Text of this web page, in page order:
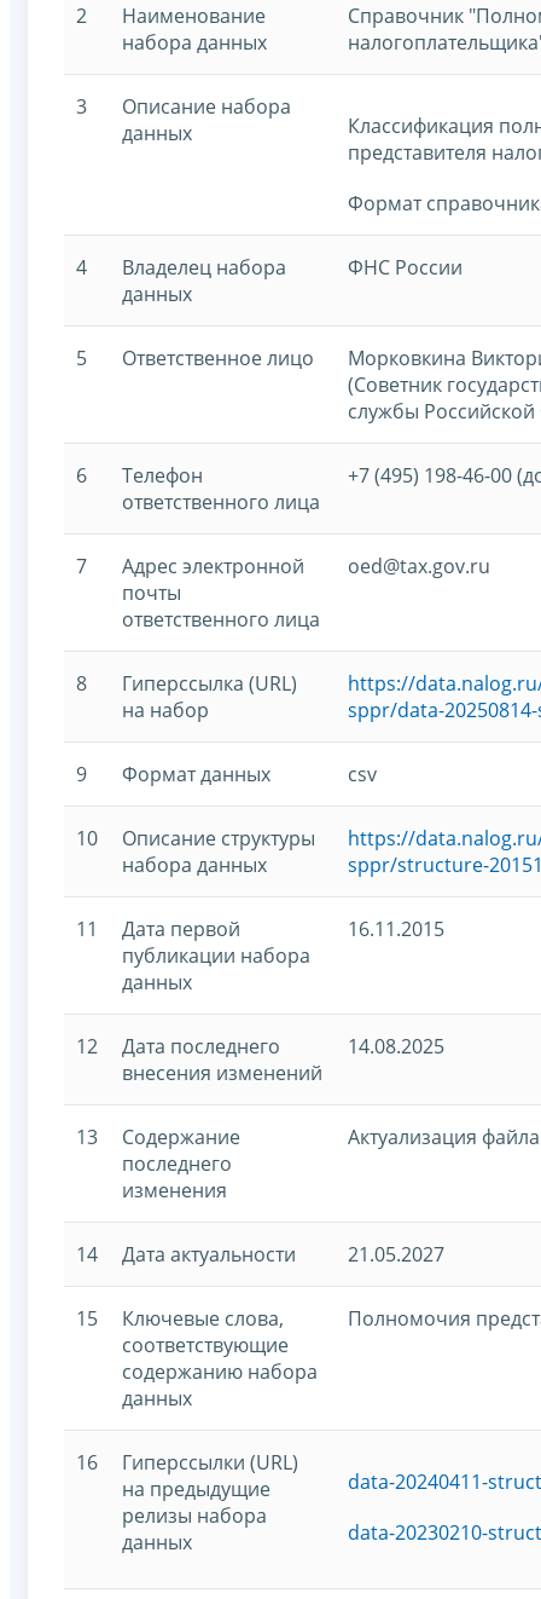
2
Наименование
набора данных
Справочник
3
Описание набора
данных
Классификация
представителя
Формат
4
Владелец набора
данных
ФНС России
5 Ответственное лицо
Морковкина
(Советник
службы
6
Телефон
ответственного лица
+7 (495) 198-46-00
7
Адрес электронной
почты
ответственного лица
oed@tax.gov.ru
8
Гиперссылка (URL)
на набор
https://
sppr/data-
9 Формат данных csv
10
Описание структуры
набора данных
https://
sppr/structure-
11
Дата первой
публикации набора
данных
16.11.2015
12
Дата последнего
внесения изменений
14.08.2025
13
Содержание
последнего
изменения
Актуализация
14 Дата актуальности 21.05.2027
15
Ключевые слова,
соответствующие
содержанию набора
данных
Полномочия
16
Гиперссылки (URL)
на предыдущие
релизы набора
данных
data-20240411-
data-20230210-